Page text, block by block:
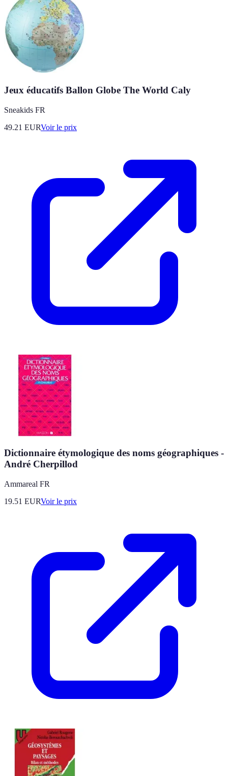
Jeux éducatifs Ballon Globe The World Caly
Sneakids FR
49.21 EURVoir le prix
Dictionnaire étymologique des noms géographiques -
André Cherpillod
Ammareal FR
19.51 EURVoir le prix